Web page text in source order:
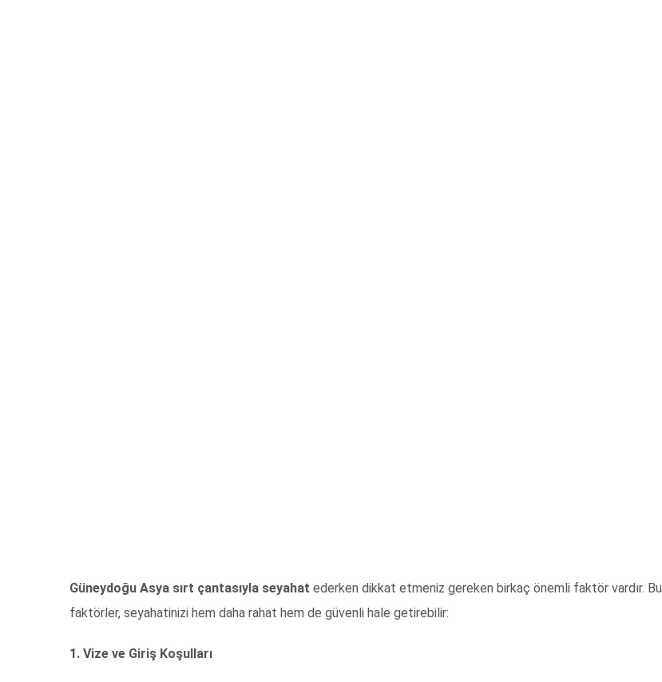
Güneydoğu Asya sırt çantasıyla seyahat ederken dikkat etmeniz gereken birkaç önemli faktör vardır. Bu
faktörler, seyahatinizi hem daha rahat hem de güvenli hale getirebilir:
1. Vize ve Giriş Koşulları